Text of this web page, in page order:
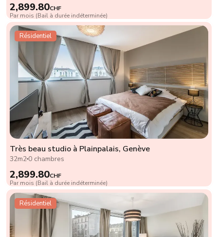
2,899.80CHF
Par mois (Bail à durée indéterminée)
Résidentiel
Très beau studio à Plainpalais, Genève
32m2 0 chambres
2,899.80CHF
Par mois (Bail à durée indéterminée)
Résidentiel